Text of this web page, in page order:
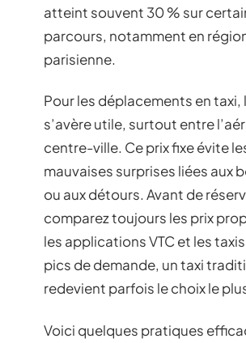
atteint souvent 30 % sur
parcours, notamment en
parisienne.
Pour les déplacements en taxi,
s’avère utile, surtout entre
centre-ville. Ce prix fixe évite
mauvaises surprises liées aux
ou aux détours. Avant de
comparez toujours les prix
les applications VTC et les
pics de demande, un taxi
redevient parfois le choix le
Voici quelques pratiques